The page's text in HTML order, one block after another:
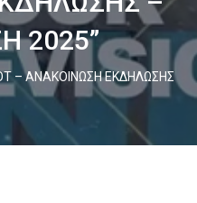
2025”
– ΑΝΑΚΟΙΝΩΣΗ ΕΚΔΗΛΩΣΗΣ